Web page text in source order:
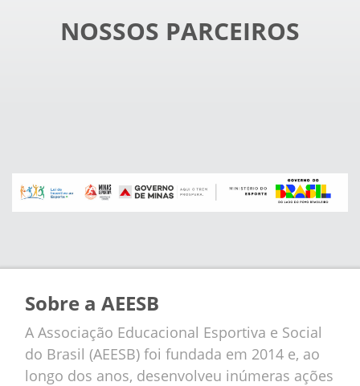
NOSSOS PARCEIROS
Sobre a AEESB
A Associação Educacional Esportiva e Social
do Brasil (AEESB) foi fundada em 2014 e, ao
longo dos anos, desenvolveu inúmeras ações